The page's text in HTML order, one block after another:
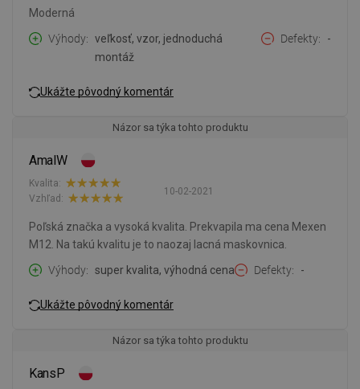
Moderná
Výhody
veľkosť, vzor, jednoduchá
montáž
Defekty -
Ukážte pôvodný komentár
Názor sa týka tohto produktu
AmalW
10-02-2021
Kvalita:
Vzhľad:
Poľská značka a vysoká kvalita. Prekvapila ma cena Mexen
M12. Na takú kvalitu je to naozaj lacná maskovnica.
Výhody
super kvalita, výhodná cena Defekty -
Ukážte pôvodný komentár
Názor sa týka tohto produktu
KansP